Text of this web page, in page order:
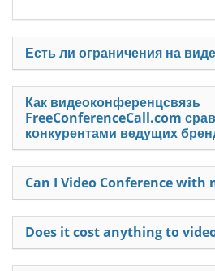
Есть ли ограничения на
Как видеоконференцсвязь
FreeConferenceCall.com
конкурентами ведущих
Can I Video Conference with
Does it cost anything to